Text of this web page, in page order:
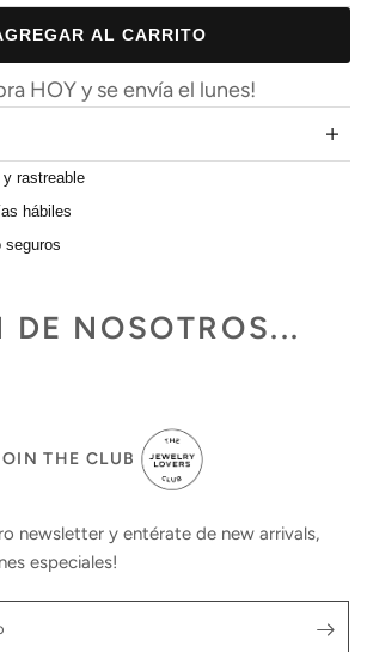
AL CARRITO
HOY y se envía el lunes!
rastreable
hábiles
seguros
DE NOSOTROS...
THE CLUB
newsletter y entérate de new arrivals,
especiales!